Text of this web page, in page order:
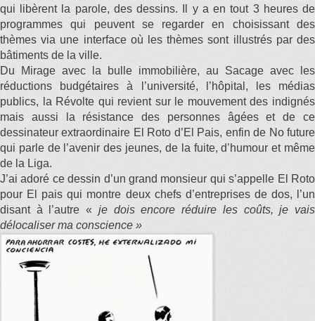
qui libèrent la parole, des dessins. Il y a en tout 3 heures de
programmes qui peuvent se regarder en choisissant des
thèmes via une interface où les thèmes sont illustrés par des
bâtiments de la ville.
Du Mirage avec la bulle immobilière, au Sacage avec les
réductions budgétaires à l’université, l’hôpital, les médias
publics, la Révolte qui revient sur le mouvement des indignés
mais aussi la résistance des personnes âgées et de ce
dessinateur extraordinaire El Roto d’El Pais, enfin de No future
qui parle de l’avenir des jeunes, de la fuite, d’humour et même
de la Liga.
J’ai adoré ce dessin d’un grand monsieur qui s’appelle El Roto
pour El pais qui montre deux chefs d’entreprises de dos, l’un
disant à l’autre « je dois encore réduire les coûts, je vais
délocaliser ma conscience »